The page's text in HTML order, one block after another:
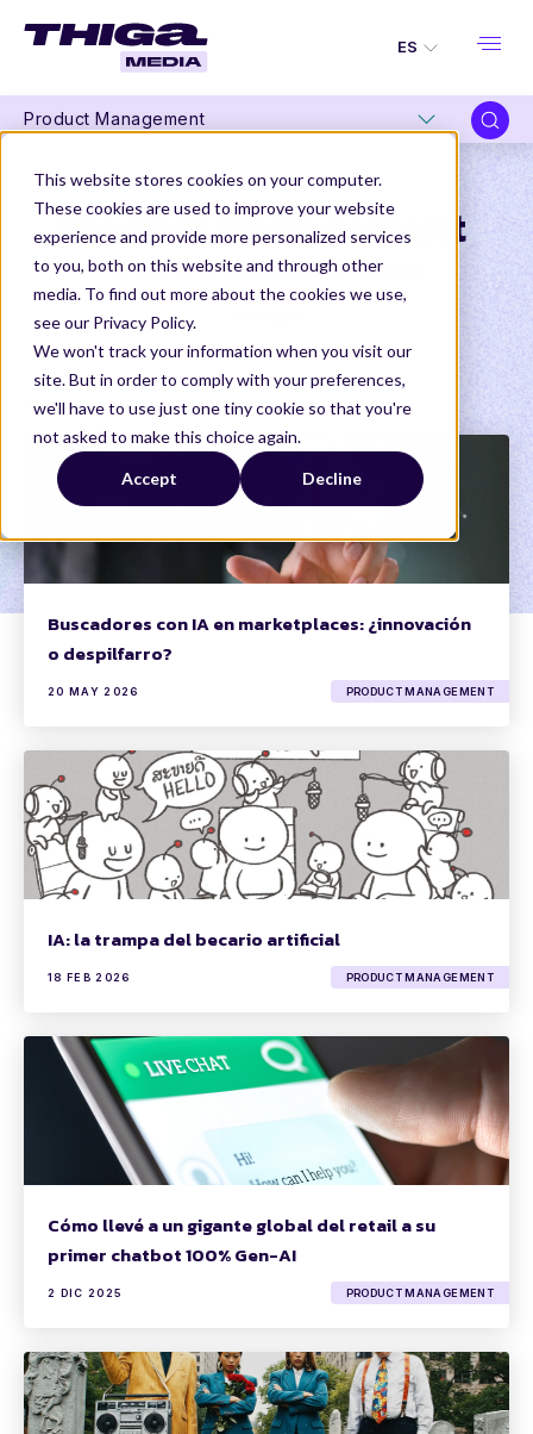
This website stores cookies on your computer.
These cookies are used to improve your website
experience and provide more personalized services
to you, both on this website and through other
media. To find out more about the cookies we use,
see our Privacy Policy.
We won't track your information when you visit our
site. But in order to comply with your preferences,
we'll have to use just one tiny cookie so that you're
not asked to make this choice again.
Accept Decline
ES
Product Management
Product Management
Lo último en contenido de Producto
Thiga Media Product Management
Buscadores con IA en marketplaces: ¿innovación
o despilfarro?
20 MAY 2026 PRODUCT MANAGEMENT
IA: la trampa del becario artificial
18 FEB 2026 PRODUCT MANAGEMENT
Cómo llevé a un gigante global del retail a su
primer chatbot 100% Gen-AI
2 DIC 2025 PRODUCT MANAGEMENT